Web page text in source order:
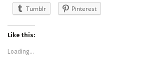
Tumblr
Pinterest
Like this:
Loading...